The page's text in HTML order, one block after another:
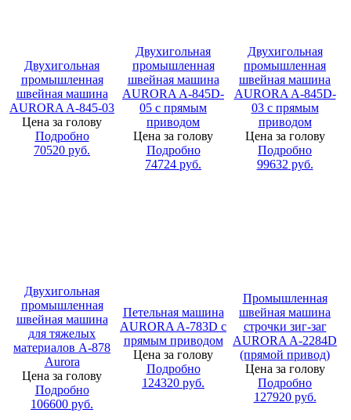
Двухигольная
промышленная
швейная машина
AURORA A-845-03
Цена за голову
Подробно
70520 руб.
Двухигольная
промышленная
швейная машина
AURORA A-845D-
05 с прямым
приводом
Цена за голову
Подробно
74724 руб.
Двухигольная
промышленная
швейная машина
AURORA A-845D-
03 с прямым
приводом
Цена за голову
Подробно
99632 руб.
Двухигольная
промышленная
швейная машина
для тяжелых
материалов A-878
Aurora
Цена за голову
Подробно
106600 руб.
Петельная машина
AURORA A-783D с
прямым приводом
Цена за голову
Подробно
124320 руб.
Промышленная
швейная машина
строчки зиг-заг
AURORA A-2284D
(прямой привод)
Цена за голову
Подробно
127920руб.